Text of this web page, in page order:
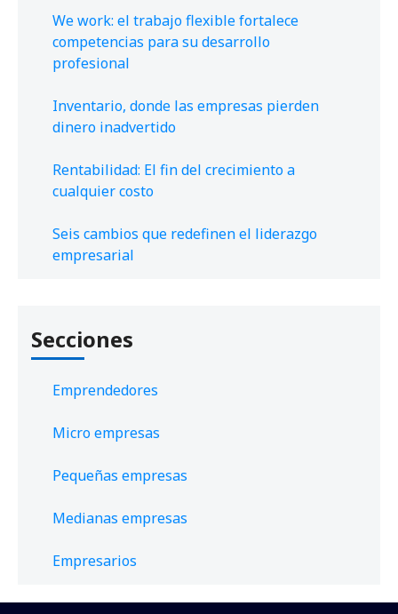
We work: el trabajo flexible fortalece
competencias para su desarrollo
profesional
Inventario, donde las empresas pierden
dinero inadvertido
Rentabilidad: El fin del crecimiento a
cualquier costo
Seis cambios que redefinen el liderazgo
empresarial
Secciones
Emprendedores
Micro empresas
Pequeñas empresas
Medianas empresas
Empresarios